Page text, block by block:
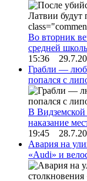
Во вторник
средней
15:36
Грабли —
попался с
В Видземской
наказание
19:45
Авария на
«Audi» и